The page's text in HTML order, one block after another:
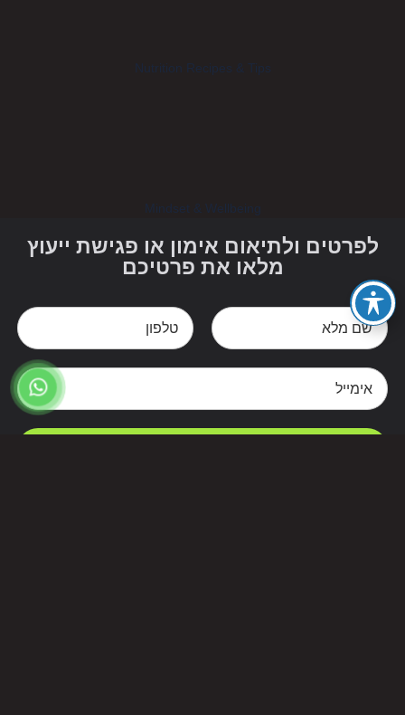
Nutrition Recipes & Tips
Mindset & Wellbeing
לפרטים ולתיאום אימון או פגישת ייעוץ
מלאו את פרטיכם